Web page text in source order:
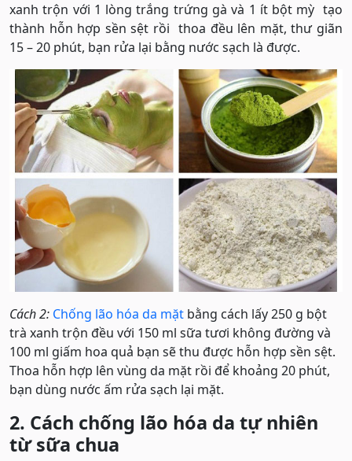
xanh trộn với 1 lòng trắng trứng gà và 1 ít bột mỳ tạo
thành hỗn hợp sền sệt rồi thoa đều lên mặt, thư giãn
15 – 20 phút, bạn rửa lại bằng nước sạch là được.
Cách 2: Chống lão hóa da mặt bằng cách lấy 250 g bột
trà xanh trộn đều với 150 ml sữa tươi không đường và
100 ml giấm hoa quả bạn sẽ thu được hỗn hợp sền sệt.
Thoa hỗn hợp lên vùng da mặt rồi để khoảng 20 phút,
bạn dùng nước ấm rửa sạch lại mặt.
2. Cách chống lão hóa da tự nhiên
từ sữa chua